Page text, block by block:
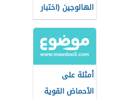
الهالوجين (اختبار
بيلشتاين)
أمثلة على
الأحماض القوية